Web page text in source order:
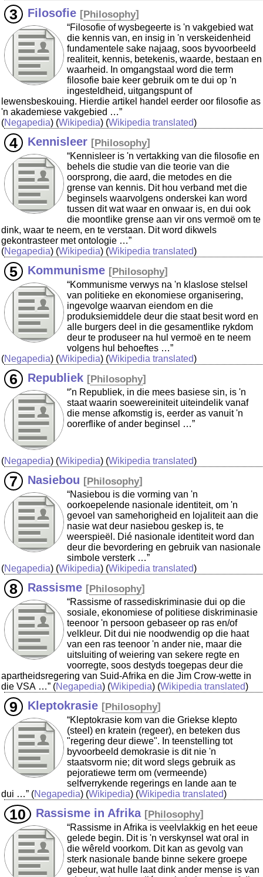
Filosofie [Philosophy]
“Filosofie of wysbegeerte is 'n vakgebied wat
die kennis van, en insig in 'n verskeidenheid
fundamentele sake najaag, soos byvoorbeeld
realiteit, kennis, betekenis, waarde, bestaan en
waarheid. In omgangstaal word die term
filosofie baie keer gebruik om te dui op 'n
ingesteldheid, uitgangspunt of
lewensbeskouing. Hierdie artikel handel eerder oor filosofie as
'n akademiese vakgebied …”
(Negapedia) (Wikipedia) (Wikipedia translated)
Kennisleer [Philosophy]
“Kennisleer is 'n vertakking van die filosofie en
behels die studie van die teorie van die
oorsprong, die aard, die metodes en die
grense van kennis. Dit hou verband met die
beginsels waarvolgens onderskei kan word
tussen dit wat waar en onwaar is, en dui ook
die moontlike grense aan vir ons vermoë om te
dink, waar te neem, en te verstaan. Dit word dikwels
gekontrasteer met ontologie …”
(Negapedia) (Wikipedia) (Wikipedia translated)
Kommunisme [Philosophy]
“Kommunisme verwys na 'n klaslose stelsel
van politieke en ekonomiese organisering,
ingevolge waarvan eiendom en die
produksiemiddele deur die staat besit word en
alle burgers deel in die gesamentlike rykdom
deur te produseer na hul vermoë en te neem
volgens hul behoeftes …”
(Negapedia) (Wikipedia) (Wikipedia translated)
Republiek [Philosophy]
“'n Republiek, in die mees basiese sin, is 'n
staat waarin soewereiniteit uiteindelik vanaf
die mense afkomstig is, eerder as vanuit 'n
oorerflike of ander beginsel …”
(Negapedia) (Wikipedia) (Wikipedia translated)
Nasiebou [Philosophy]
“Nasiebou is die vorming van 'n
oorkoepelende nasionale identiteit, om 'n
gevoel van samehorigheid en lojaliteit aan die
nasie wat deur nasiebou geskep is, te
weerspieël. Dié nasionale identiteit word dan
deur die bevordering en gebruik van nasionale
simbole versterk …”
(Negapedia) (Wikipedia) (Wikipedia translated)
Rassisme [Philosophy]
“Rassisme of rassediskriminasie dui op die
sosiale, ekonomiese of politiese diskriminasie
teenoor 'n persoon gebaseer op ras en/of
velkleur. Dit dui nie noodwendig op die haat
van een ras teenoor 'n ander nie, maar die
uitsluiting of weiering van sekere regte en
voorregte, soos destyds toegepas deur die
apartheidsregering van Suid-Afrika en die Jim Crow-wette in
die VSA …” (Negapedia) (Wikipedia) (Wikipedia translated)
Kleptokrasie [Philosophy]
“Kleptokrasie kom van die Griekse klepto
(steel) en kratein (regeer), en beteken dus
"regering deur diewe". In teenstelling tot
byvoorbeeld demokrasie is dit nie 'n
staatsvorm nie; dit word slegs gebruik as
pejoratiewe term om (vermeende)
selfverrykende regerings en lande aan te
dui …” (Negapedia) (Wikipedia) (Wikipedia translated)
Rassisme in Afrika [Philosophy]
“Rassisme in Afrika is veelvlakkig en het eeue
gelede begin. Dit is 'n verskynsel wat oral in
die wêreld voorkom. Dit kan as gevolg van
sterk nasionale bande binne sekere groepe
gebeur, wat hulle laat dink ander mense is van